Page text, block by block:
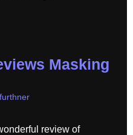
Masking
review of